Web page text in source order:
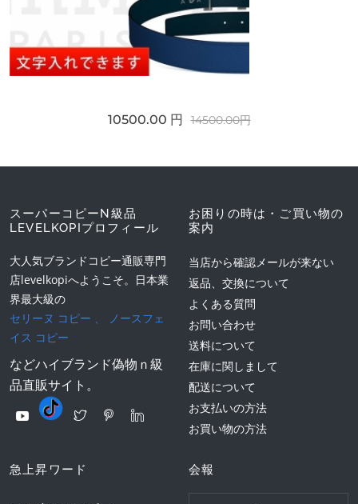
10500.00 円 14500.00円
スーパーコピーN級品
LEVELKOPIプロフィール
大人気ブランドコピー通販専門
店levelkopiへようこそ。日本業
界最大級の
セリーヌ コピー 、
ノースフェ
イス コピー
などハイブランド偽物ｎ級
品直販サイト。
お困りの時は・ご買い物の
案内
当店から確認メールが来ない
返品、交換について
よくある質問
お問い合わせ
送料について
在庫に関しまして
配送について
お支払いの方法
お買い物の方法
急上昇ワード 会報